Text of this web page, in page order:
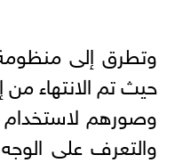
وتطرق إلى
حيث تم الانتهاء من
وصورهم لاستخدام
والتعرف على